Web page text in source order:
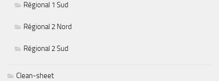
Régional 1 Sud
Régional 2 Nord
Régional 2 Sud
Clean-sheet